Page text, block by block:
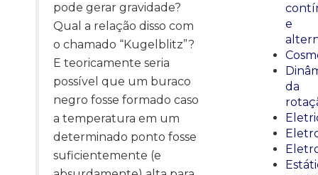
pode gerar gravidade?
Qual a relação disso com
o chamado “Kugelblitz”?
E teoricamente seria
possível que um buraco
negro fosse formado caso
a temperatura em um
determinado ponto fosse
suficientemente (e
e
da